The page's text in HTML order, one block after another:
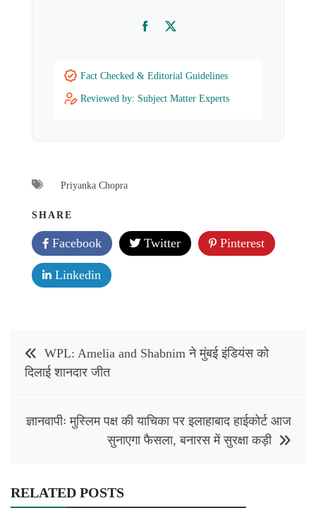
FacebookTwitter
Fact Checked & Editorial Guidelines
Reviewed by: Subject Matter Experts
Priyanka Chopra
SHARE
Facebook Twitter Pinterest
Linkedin
Post
navigation
WPL: Amelia and Shabnim ने मुंबई इंडियंस को
दिलाई शानदार जीत
ज्ञानवापीः मुस्लिम पक्ष की याचिका पर इलाहाबाद हाईकोर्ट आज
सुनाएगा फैसला, बनारस में सुरक्षा कड़ी
RELATED POSTS